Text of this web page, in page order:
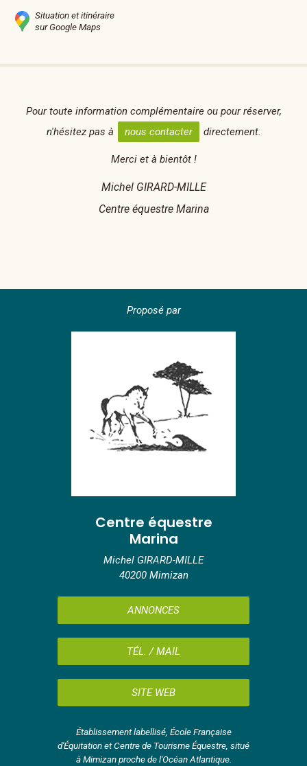
Situation et itinéraire
sur Google Maps
Pour toute information complémentaire ou pour réserver,
n'hésitez pas à
nous contacter directement.
Merci et à bientôt !
Michel GIRARD-MILLE
Centre équestre Marina
Proposé par
Centre équestre
Marina
Michel GIRARD-MILLE
40200 Mimizan
ANNONCES
TÉL. / MAIL
SITE WEB
Établissement labellisé, École Française
d'Équitation et Centre de Tourisme Équestre, situé
à Mimizan proche de l'Océan Atlantique.